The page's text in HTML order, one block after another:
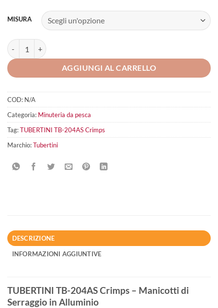
MISURA
TUBERTINI TB-204AS Crimps quantità
AGGIUNGI AL CARRELLO
COD: N/A
Categoria: Minuteria da pesca
Tag:TUBERTINI TB-204AS Crimps
Marchio:Tubertini
DESCRIZIONE
INFORMAZIONI AGGIUNTIVE
TUBERTINI TB-204AS Crimps – Manicotti di
Serraggio in Alluminio